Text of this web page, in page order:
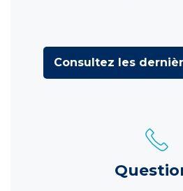
Consultez les